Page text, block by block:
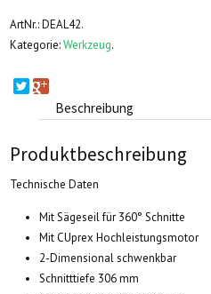
ArtNr.:DEAL42.
Kategorie:Werkzeug.
Beschreibung
Produktbeschreibung
Technische Daten
Mit Sägeseil für 360° Schnitte
Mit CUprex Hochleistungsmotor
2-Dimensional schwenkbar
Schnitttiefe 306 mm